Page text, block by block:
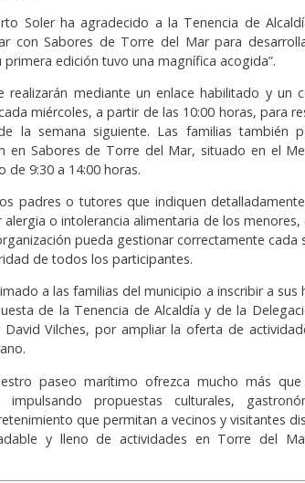
Soler ha agradecido a la Tenencia de
con Sabores de Torre del Mar para
primera edición tuvo una magnífica acogida”.
realizarán mediante un enlace habilitado y un
miércoles, a partir de las 10:00 horas, para
la semana siguiente. Las familias también
en Sabores de Torre del Mar, situado en el
de 9:30 a 14:00 horas.
padres o tutores que indiquen
o intolerancia alimentaria de los menores,
pueda gestionar correctamente cada
de todos los participantes.
a las familias del municipio a inscribir a sus
de la Tenencia de Alcaldía y de la
Vilches, por ampliar la oferta de
paseo marítimo ofrezca mucho más
impulsando propuestas culturales,
que permitan a vecinos y visitantes
y lleno de actividades en Torre del